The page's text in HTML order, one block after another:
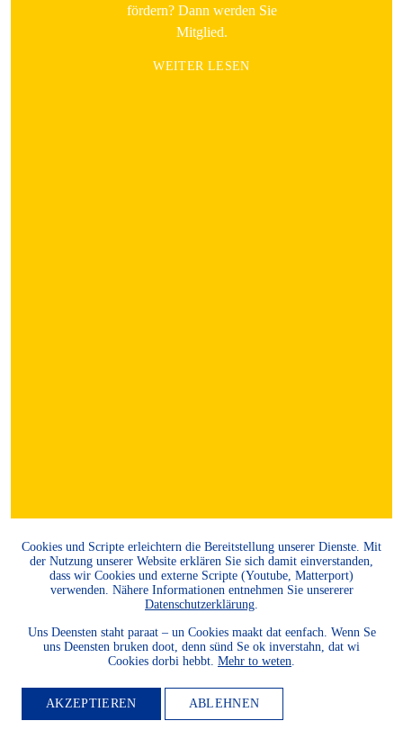
fördern? Dann werden Sie
Mitglied.
WEITER LESEN
Cookies und Scripte erleichtern die Bereitstellung unserer Dienste. Mit
der Nutzung unserer Website erklären Sie sich damit einverstanden,
dass wir Cookies und externe Scripte (Youtube, Matterport)
verwenden. Nähere Informationen entnehmen Sie unsererer
Datenschutzerklärung
Uns Deensten staht paraat – un Cookies maakt dat eenfach. Wenn Se
uns Deensten bruken doot, denn sünd Se ok inverstahn, dat wi
Cookies dorbi hebbt. Mehr to weten
AKZEPTIEREN ABLEHNEN